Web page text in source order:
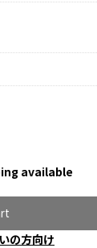
available
の方向け